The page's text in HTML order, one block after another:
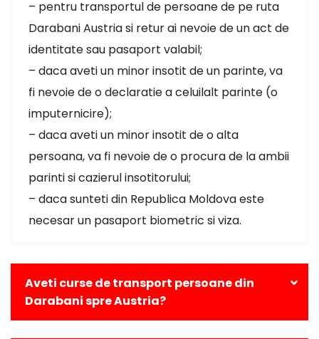
– pentru transportul de persoane de pe ruta
Darabani Austria si retur ai nevoie de un act de
identitate sau pasaport valabil;
– daca aveti un minor insotit de un parinte, va
fi nevoie de o declaratie a celuilalt parinte (o
imputernicire);
– daca aveti un minor insotit de o alta
persoana, va fi nevoie de o procura de la ambii
parinti si cazierul insotitorului;
– daca sunteti din Republica Moldova este
necesar un pasaport biometric si viza.
Aveti curse de transport persoane din
Darabani spre Austria?